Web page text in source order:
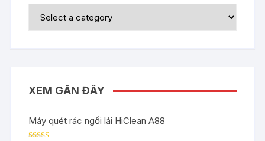
XEM GẦN ĐÂY
Máy quét rác ngồi lái HiClean A88